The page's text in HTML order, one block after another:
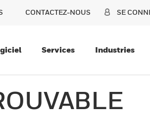
CONTACTEZ-NOUS SE
Services Industries